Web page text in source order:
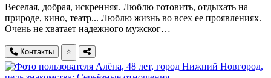
Веселая, добрая, искренняя. Люблю готовить, отдыхать на
природе, кино, театр... Люблю жизнь во всех ее проявлениях.
Очень не хватает надежного мужског…
Контакты ⭐